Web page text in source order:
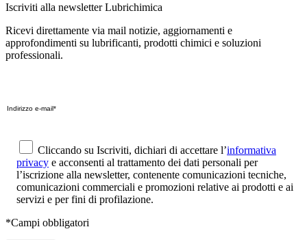
Iscriviti alla newsletter Lubrichimica
Ricevi direttamente via mail notizie, aggiornamenti e
approfondimenti su lubrificanti, prodotti chimici e soluzioni
professionali.
Cliccando su Iscriviti, dichiari di accettare l’informativa
privacy e acconsenti al trattamento dei dati personali per
l’iscrizione alla newsletter, contenente comunicazioni tecniche,
comunicazioni commerciali e promozioni relative ai prodotti e ai
servizi e per fini di profilazione.
*Campi obbligatori